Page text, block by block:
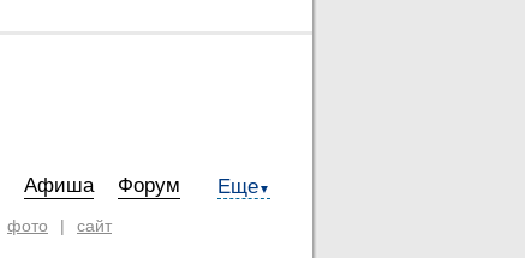
Афиша Форум Еще▼
фото | сайт